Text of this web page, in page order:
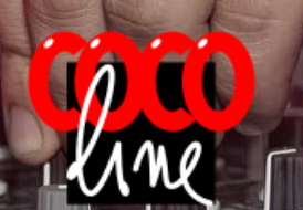
Aller
à
la
navigation
Aller
au
contenu